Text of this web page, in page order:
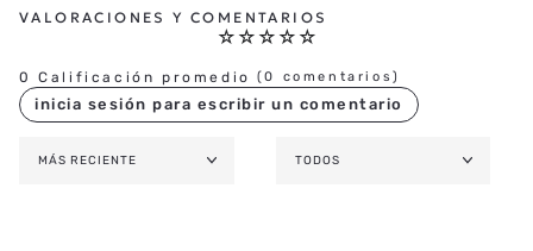
☆ ☆ ☆ ☆ ☆
0 Calificación promedio (0 comentarios)
MÁS RECIENTE TODOS